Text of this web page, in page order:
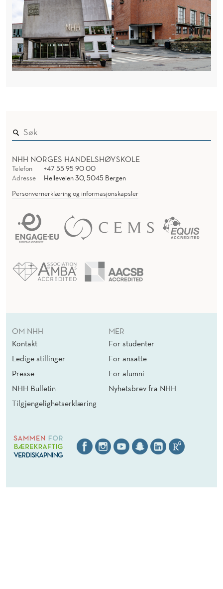
NHH NORGES HANDELSHØYSKOLE
Telefon
+47 55 95 90 00
Adresse
Helleveien 30, 5045 Bergen
Personvernerklæring og informasjonskapsler
OM NHH
Kontakt
Ledige stillinger
Presse
NHH Bulletin
Tilgjengelighetserklæring
MER
For studenter
For ansatte
For alumni
Nyhetsbrev fra NHH